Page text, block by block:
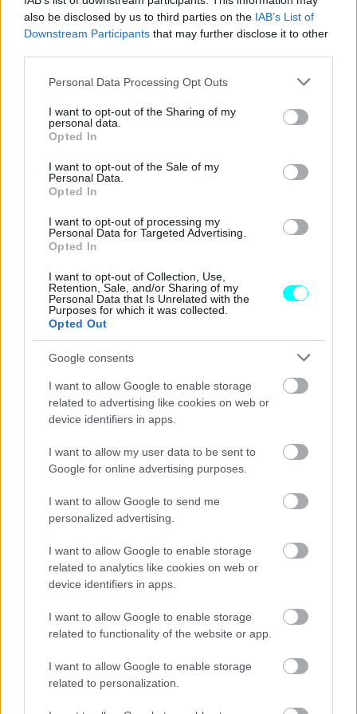
also be disclosed by us to third parties on the IAB’s List of
Downstream Participants that may further disclose it to other
Please note that this website/app uses one or more Google
not limited to your visit or usage behaviour. You may click to
grant or deny consent to Google and its third-party tags to
use your data for below specified purposes in below Google
consent section.
Personal Data Processing Opt Outs
I want to opt-out of the Sharing of my
personal data.
Opted In
I want to opt-out of the Sale of my
Personal Data.
Opted In
I want to opt-out of processing my
Personal Data for Targeted Advertising.
Opted In
I want to opt-out of Collection, Use,
Retention, Sale, and/or Sharing of my
Personal Data that Is Unrelated with the
Purposes for which it was collected.
Opted Out
Google consents
I want to allow Google to enable storage
related to advertising like cookies on web or
device identifiers in apps.
I want to allow my user data to be sent to
Google for online advertising purposes.
I want to allow Google to send me
personalized advertising.
I want to allow Google to enable storage
related to analytics like cookies on web or
device identifiers in apps.
I want to allow Google to enable storage
related to functionality of the website or app.
I want to allow Google to enable storage
related to personalization.